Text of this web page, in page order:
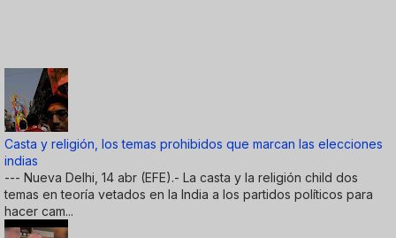
Casta y religión, los temas prohibidos que marcan las elecciones
indias
--- Nueva Delhi, 14 abr (EFE).- La casta y la religión child dos
temas en teoría vetados en la India a los partidos políticos para
hacer cam...